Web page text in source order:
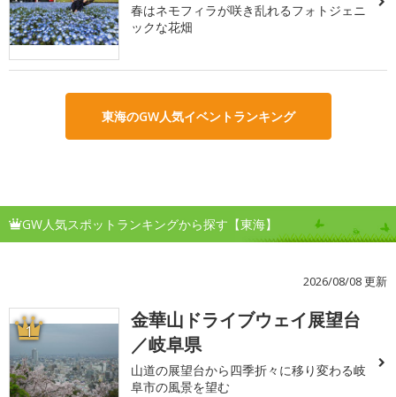
春はネモフィラが咲き乱れるフォトジェニ
ックな花畑
東海のGW人気イベントランキング
GW人気スポットランキングから探す【東海】
2026/08/08 更新
1
金華山ドライブウェイ展望台
／岐阜県
山道の展望台から四季折々に移り変わる岐
阜市の風景を望む